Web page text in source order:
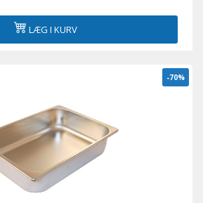
LÆG I KURV
-70%